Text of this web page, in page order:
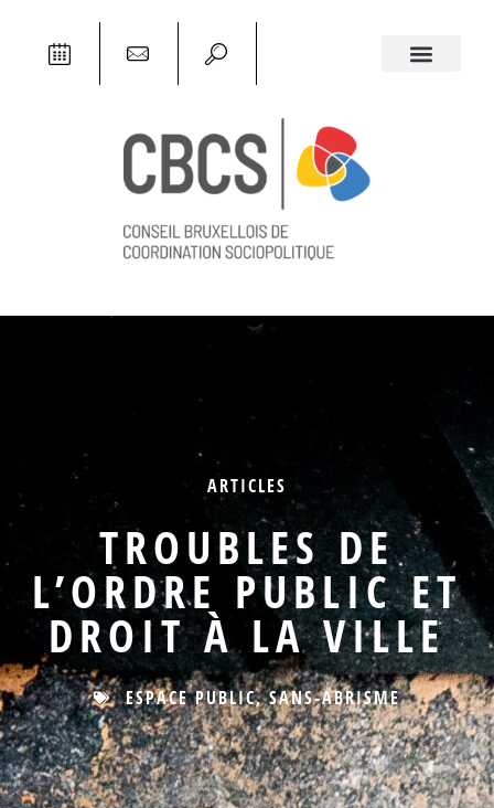
ARTICLES
TROUBLES DE
L’ORDRE PUBLIC ET
DROIT À LA VILLE
ESPACE PUBLIC,SANS-ABRISME